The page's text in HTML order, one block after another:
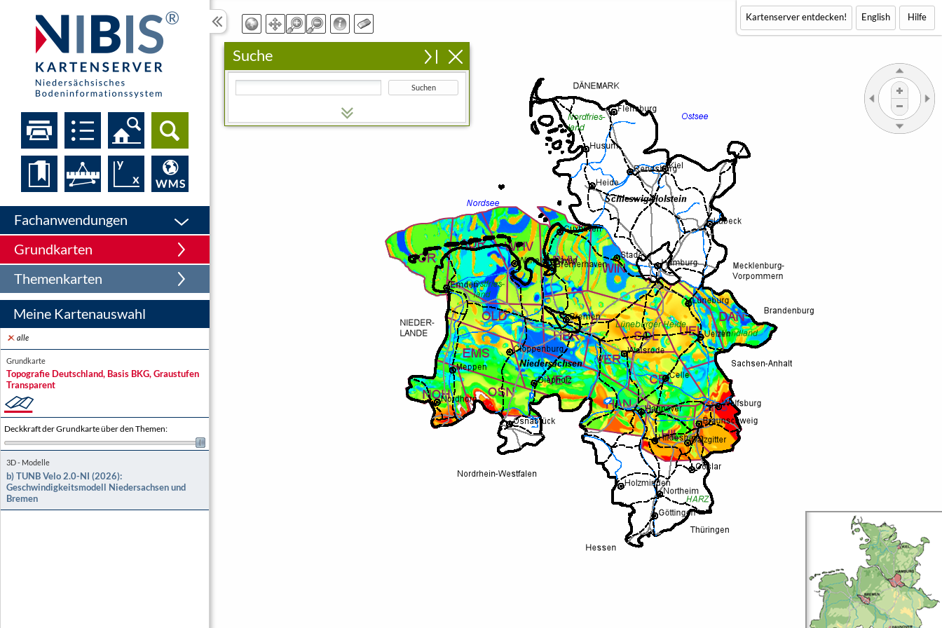
Fachanwendungen
Grundkarten
Themenkarten
Meine Kartenauswahl
alle
Grundkarte
Topografie Deutschland, Basis BKG, Graustufen
Transparent
Deckkraft der Grundkarte über den Themen:
3D - Modelle
b) TUNB Velo 2.0-NI (2026):
Geschwindigkeitsmodell Niedersachsen und
Bremen
Kartenserver entdecken! English Hilfe
Suche
Suchen